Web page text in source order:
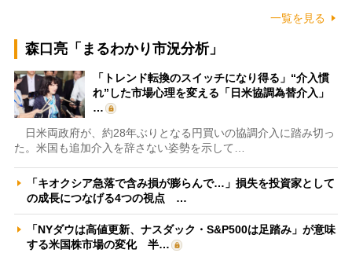
一覧を見る
森口亮「まるわかり市況分析」
「トレンド転換のスイッチになり得る」“介入慣
れ”した市場心理を変える「日米協調為替介入」
…
日米両政府が、約28年ぶりとなる円買いの協調介入に踏み切っ
た。米国も追加介入を辞さない姿勢を示して…
「キオクシア急落で含み損が膨らんで…」損失を投資家として
の成長につなげる4つの視点 …
「NYダウは高値更新、ナスダック・S&P500は足踏み」が意味
する米国株市場の変化 半…